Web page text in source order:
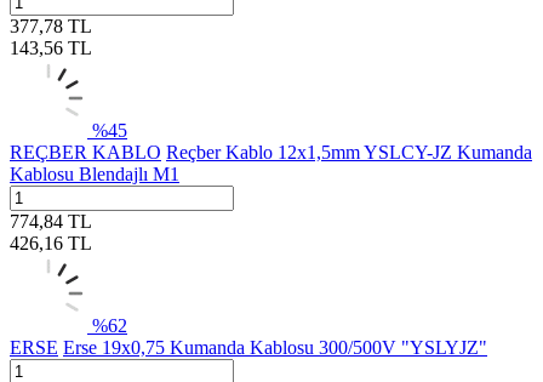
377,78 TL
143,56 TL
%45
REÇBER KABLO Reçber Kablo 12x1,5mm YSLCY-JZ Kumanda
Kablosu Blendajlı M1
774,84 TL
426,16 TL
%62
ERSE Erse 19x0,75 Kumanda Kablosu 300/500V "YSLYJZ"